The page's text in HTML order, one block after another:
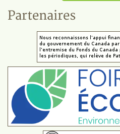
Partenaires